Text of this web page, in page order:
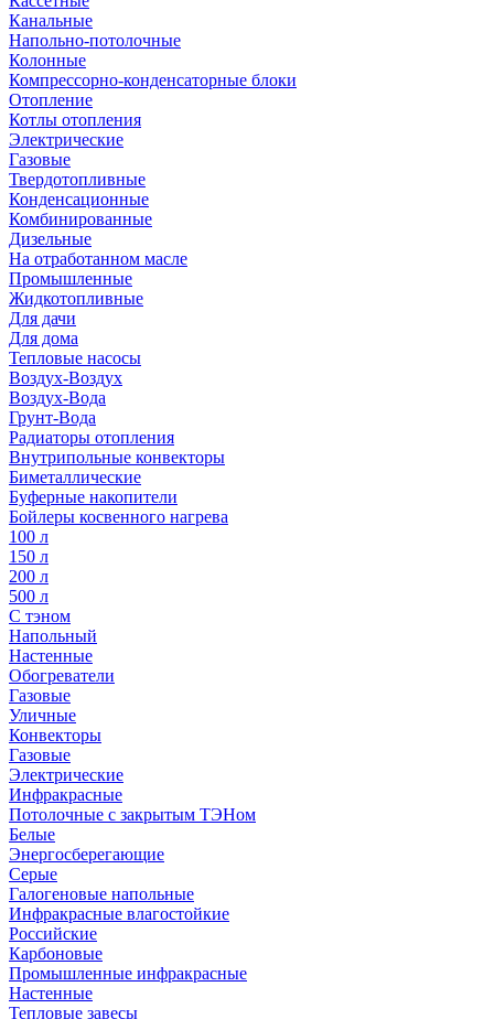
Канальные
Напольно-потолочные
Колонные
Компрессорно-конденсаторные блоки
Отопление
Котлы отопления
Электрические
Газовые
Твердотопливные
Конденсационные
Комбинированные
Дизельные
На отработанном масле
Промышленные
Жидкотопливные
Для дачи
Для дома
Тепловые насосы
Воздух-Воздух
Воздух-Вода
Грунт-Вода
Радиаторы отопления
Внутрипольные конвекторы
Биметаллические
Буферные накопители
Бойлеры косвенного нагрева
100 л
150 л
200 л
500 л
С тэном
Напольный
Настенные
Обогреватели
Газовые
Уличные
Конвекторы
Газовые
Электрические
Инфракрасные
Потолочные с закрытым ТЭНом
Белые
Энергосберегающие
Серые
Галогеновые напольные
Инфракрасные влагостойкие
Российские
Карбоновые
Промышленные инфракрасные
Настенные
Тепловые завесы